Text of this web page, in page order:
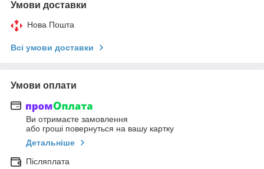
Умови доставки
Нова Пошта
Всі умови доставки
Умови оплати
Ви отримаєте замовлення
або гроші повернуться на вашу картку
Детальніше
Післяплата